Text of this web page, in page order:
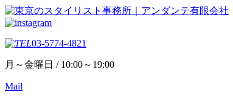
03-5774-4821
月～金曜日 / 10:00～19:00
Mail